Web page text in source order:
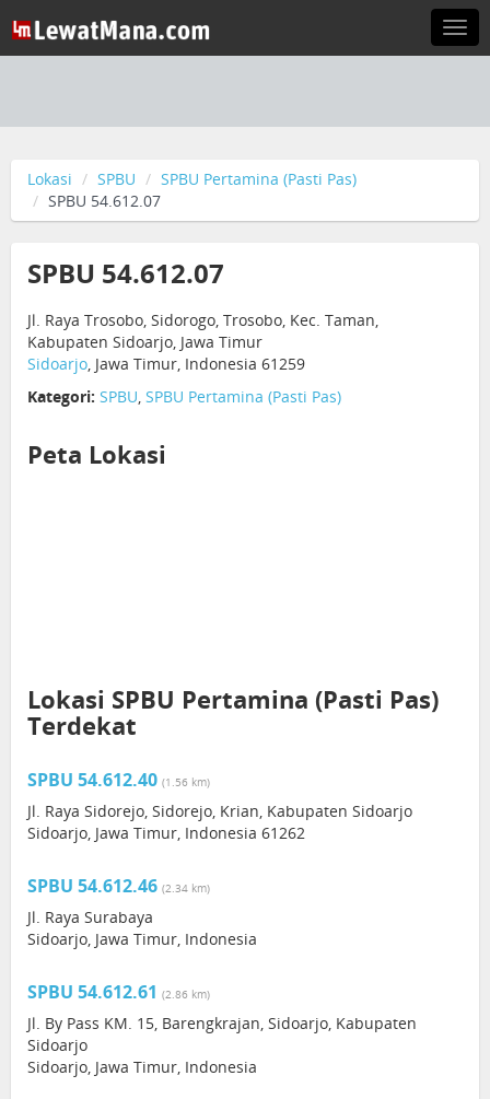
Lokasi SPBU
SPBU Pertamina (Pasti Pas)
SPBU 54.612.07
SPBU 54.612.07
Jl. Raya Trosobo, Sidorogo, Trosobo, Kec. Taman,
Kabupaten Sidoarjo, Jawa Timur
Sidoarjo, Jawa Timur, Indonesia 61259
Kategori: SPBU, SPBU Pertamina (Pasti Pas)
Peta Lokasi
Lokasi SPBU Pertamina (Pasti Pas)
Terdekat
SPBU 54.612.40 (1.56 km)
Jl. Raya Sidorejo, Sidorejo, Krian, Kabupaten Sidoarjo
Sidoarjo, Jawa Timur, Indonesia 61262
SPBU 54.612.46 (2.34 km)
Jl. Raya Surabaya
Sidoarjo, Jawa Timur, Indonesia
SPBU 54.612.61 (2.86 km)
Jl. By Pass KM. 15, Barengkrajan, Sidoarjo, Kabupaten
Sidoarjo
Sidoarjo, Jawa Timur, Indonesia